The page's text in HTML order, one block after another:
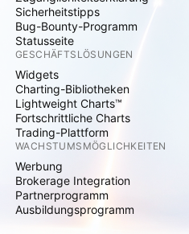
Sicherheitstipps
Bug-Bounty-Programm
Statusseite
GESCHÄFTSLÖSUNGEN
Widgets
Charting-Bibliotheken
Lightweight Charts™
Fortschrittliche Charts
Trading-Plattform
WACHSTUMSMÖGLICHKEITEN
Werbung
Brokerage Integration
Partnerprogramm
Ausbildungsprogramm